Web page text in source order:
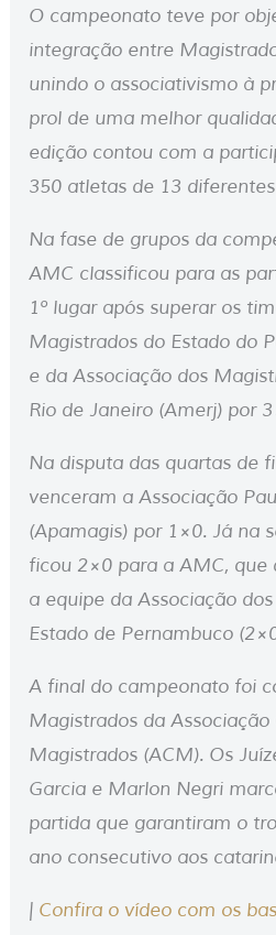
O campeonato teve por
integração entre
unindo o associativismo à
prol de uma melhor
edição contou com a
350 atletas de 13
Na fase de grupos da
AMC classificou para as
1º lugar após superar os
Magistrados do Estado do
e da Associação dos
Rio de Janeiro (Amerj) por
Na disputa das quartas de
venceram a Associação
(Apamagis) por 1×0. Já na
ficou 2×0 para a AMC, que
a equipe da Associação
Estado de Pernambuco
A final do campeonato foi
Magistrados da Associação
Magistrados (ACM). Os
Garcia e Marlon Negri
partida que garantiram o
ano consecutivo aos
| Confira o vídeo com os